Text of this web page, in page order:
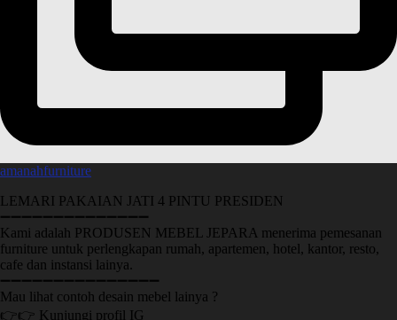
amanahfurniture
LEMARI PAKAIAN JATI 4 PINTU PRESIDEN
➖➖➖➖➖➖➖➖➖➖➖➖➖➖
Kami adalah PRODUSEN MEBEL JEPARA menerima pemesanan
furniture untuk perlengkapan rumah, apartemen, hotel, kantor, resto,
cafe dan instansi lainya.
➖➖➖➖➖➖➖➖➖➖➖➖➖➖➖
Mau lihat contoh desain mebel lainya ?
👉👉 Kunjungi profil IG